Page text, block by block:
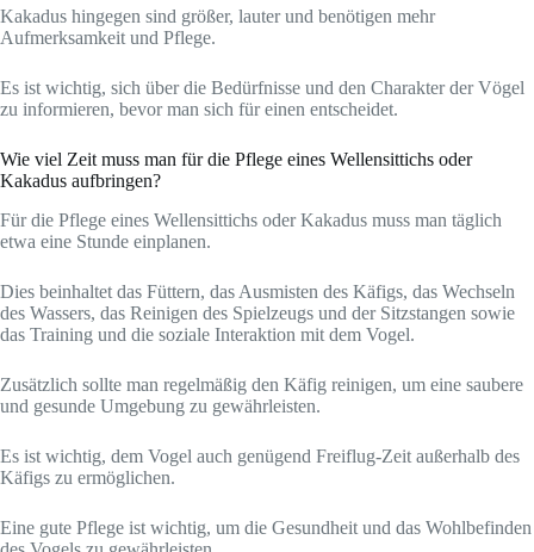
Kakadus hingegen sind größer, lauter und benötigen mehr
Aufmerksamkeit und Pflege.
Es ist wichtig, sich über die Bedürfnisse und den Charakter der Vögel
zu informieren, bevor man sich für einen entscheidet.
Wie viel Zeit muss man für die Pflege eines Wellensittichs oder
Kakadus aufbringen?
Für die Pflege eines Wellensittichs oder Kakadus muss man täglich
etwa eine Stunde einplanen.
Dies beinhaltet das Füttern, das Ausmisten des Käfigs, das Wechseln
des Wassers, das Reinigen des Spielzeugs und der Sitzstangen sowie
das Training und die soziale Interaktion mit dem Vogel.
Zusätzlich sollte man regelmäßig den Käfig reinigen, um eine saubere
und gesunde Umgebung zu gewährleisten.
Es ist wichtig, dem Vogel auch genügend Freiflug-Zeit außerhalb des
Käfigs zu ermöglichen.
Eine gute Pflege ist wichtig, um die Gesundheit und das Wohlbefinden